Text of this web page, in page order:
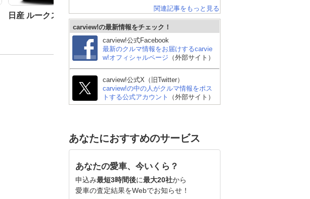
日産 ルークス 三菱 デリカミニ
ダイハツ タントカスタ
関連記事をもっと見る
carview!の最新情報をチェック！
carview!公式Facebook
最新のクルマ情報をお届けするcarvie
w!オフィシャルページ （外部サイト）
carview!公式X（旧Twitter）
carview!の中の人がクルマ情報をポス
トする公式アカウント
（外部サイト）
あなたにおすすめのサービス
あなたの愛車、今いくら？
申込み最短3時間後に最大20社から
愛車の査定結果をWebでお知らせ！